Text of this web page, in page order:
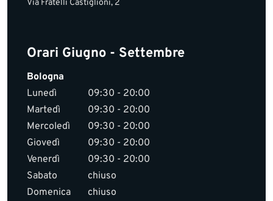
Via Fratelli Castiglioni, 2
Orari Giugno - Settembre
Bologna
Lunedì
09:30 - 20:00
Martedì
09:30 - 20:00
Mercoledì
09:30 - 20:00
Giovedì
09:30 - 20:00
Venerdì
09:30 - 20:00
Sabato
chiuso
Domenica
chiuso